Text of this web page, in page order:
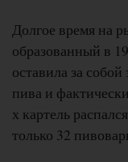
Долгое время на
образованный в
оставила за
пива и
х картель
только 32